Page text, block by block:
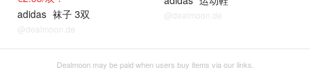
adidas 袜子 3双
@dealmoon.de
@dealmoon.de
Dealmoon may be paid when users buy items via our links.